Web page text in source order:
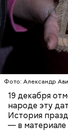
Фото: Александр
19 декабря
народе эту
История
— в материале